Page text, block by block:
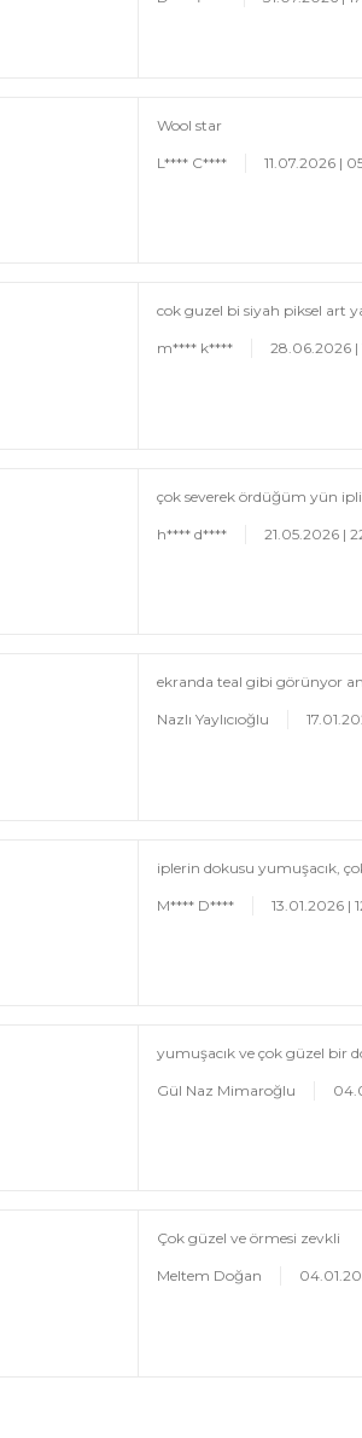
Wool star
L**** C**** 11.07.2026 |
cok guzel bi siyah piksel art
m**** k**** 28.06.2026 |
çok severek ördüğüm yün
h**** d**** 21.05.2026 |
ekranda teal gibi görünyor
Nazlı Yaylıcıoğlu
iplerin dokusu yumuşacık,
M**** D**** 13.01.2026 |
yumuşacık ve çok güzel bir
Gül Naz Mimaroğlu
Çok güzel ve örmesi zevkli
Meltem Doğan